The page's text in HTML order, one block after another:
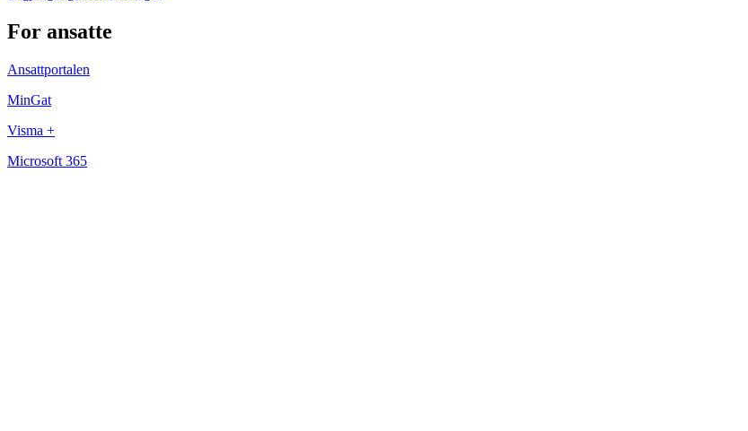
For ansatte
Ansattportalen
MinGat
Visma +
Microsoft 365